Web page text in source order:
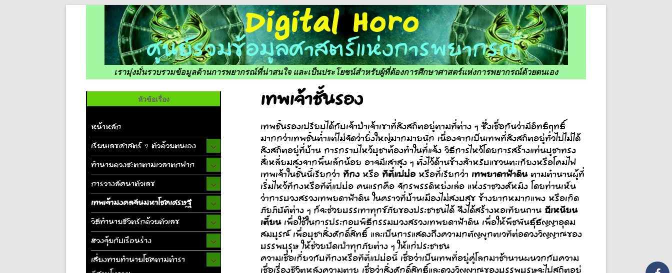
เรามุ่งมั่นรวบรวมข้อมูลด้านการพยากรณ์ที่น่าสนใจ และเป็นประโยชน์สำหรับผู้ที่ต้องการศึกษาศาสตร์แห่งการพยากรณ์ด้วยตนเอง
เทพเจ้าชั้นรอง
เทพชั้นรองเปรียบได้กับเจ้าป่าเจ้าเขาที่สิงสถิตอยู่ตามที่ต่าง ๆ ซึ่งเชื่อกันว่ามีอิทธิฤทธิ์
มากกว่าเทพชั้นต่ำแต่ไม่จัดว่ายิ่งใหญ่มากมายนัก เนื่องจากเป็นเทพที่สิงสถิตอยู่ทั่วไปไม่ได้
สิงสถิตอยู่ที่บ้าน การกราบไหว้บูชาต้องทำในที่แจ้ง วิธีการไหว้โดยการสร้างแท่นบูชาทรง
สี่เหลี่ยมสูงจากพื้นเล็กน้อย อาจมีเสาสูง ๆ ตั้งไว้ด้านข้างสำหรับแขวนตะเกียงหรือโคมไฟ
เทพเจ้าในชั้นนี้เรียกว่า ทีกงหรือ ทีตี่แปบ่อหรือที่เรียกว่า เทพยาดาฟ้าดินตามตำนานผู้ที่
เริ่มไหว้ทีกงหรือทีตี่แปบ่อ คนแรกคือ จักรพรรดิหย่งเล่อ แห่งราชวงศ์หมิง โดยท่านเห็น
ว่าการบวงสรวงเทพยดาฟ้าดิน ในคราวที่บ้านเมืองไม่สงบสุข ข้างยากหมากแพง หรือเกิด
ภัยภิบัติต่าง ๆ ก็จะช่วยบรรเทาทุกข์ภัยของประชาชนได้ จึงได้สร้างหอเทียนถาน ฉีเหนียน
เตี้ยนเพื่อใช้ในการประกอบพิธีกรรมบวงสรวงเทพยดาฟ้าดิน เพื่อให้พืชพันธุ์ธัญญาอุดม
สมบูรณ์ เพื่อบูชาสิ่งศักดิ์สิทธิ์ และเป็นการแสดงถึงความกตัญญูกตเวทีต่อดวงวิญญาณของ
บรรพบุรุษ ให้ช่วยปัดเป่าทุกภัยต่าง ๆ ให้แก่ประชาชน
ความเชื่อเกี่ยวกับทีกงหรือทีตี่แปบ่อนี้ เชื่อว่าเป็นเทพที่อยู่คู่โลกมาช้านานผนวกกับความ
หัวข้อเรื่อง
หน้าหลัก
เรียนเลขศาสตร์ 7 ตัวด้วยตนเอง
ทำนายดวงชะตาตามเวลาตกฟาก
การวางลัคนาตัวเลข
เทพเจ้ามงคลจีนมหาโชคเศรษฐี
วิธีทำนายชีวิตรักด้วยตัวเลข
ฮวงจุ้ยกับเรือนร่าง
เสี่ยงทายทำนายโชคตามตำรา